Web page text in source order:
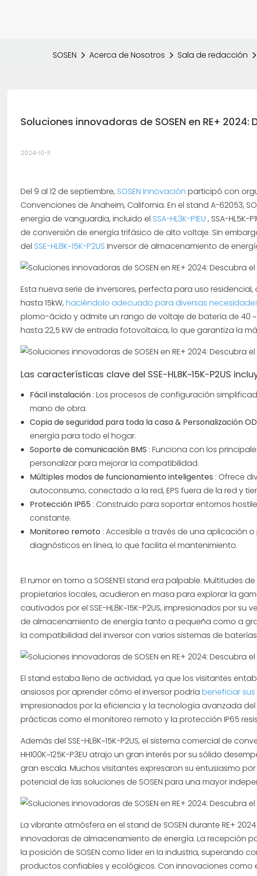
SOSEN Acerca de Nosotros Sala de redacción
Soluciones innovadoras de SOSEN en RE+
2024-10-11
Del 9 al 12 de septiembre, SOSEN Innovación participó con
Convenciones de Anaheim, California. En el stand A-62053,
energía de vanguardia, incluido el SSA-HL3K-P1EU , SSA-HL5K-
de conversión de energía trifásico de alto voltaje. Sin
del SSE-HL8K~15K-P2US Inversor de almacenamiento de
Esta nueva serie de inversores, perfecta para uso
hasta 15kW, haciéndolo adecuado para diversas
plomo-ácido y admite un rango de voltaje de batería de 40 ~
hasta 22,5 kW de entrada fotovoltaica, lo que garantiza la
Las características clave del SSE-HL8K~15K-P2US
Fácil instalación : Los procesos de configuración
mano de obra.
Copia de seguridad para toda la casa & Personalización
energía para todo el hogar.
Soporte de comunicación BMS : Funciona con los
personalizar para mejorar la compatibilidad.
Múltiples modos de funcionamiento inteligentes : Ofrece
autoconsumo, conectado a la red, EPS fuera de la red y
Protección IP65 : Construido para soportar entornos
constante.
Monitoreo remoto : Accesible a través de una aplicación
diagnósticos en línea, lo que facilita el mantenimiento.
El rumor en torno a SOSEN’El stand era palpable. Multitudes
propietarios locales, acudieron en masa para explorar la
cautivados por el SSE-HL8K~15K-P2US, impresionados por
de almacenamiento de energía tanto a pequeña como a
la compatibilidad del inversor con varios sistemas de
El stand estaba lleno de actividad, ya que los visitantes
ansiosos por aprender cómo el inversor podría beneficiar
impresionados por la eficiencia y la tecnología avanzada
prácticas como el monitoreo remoto y la protección IP65
Además del SSE-HL8K~15K-P2US, el sistema comercial de
HH100K~125K-P3EU atrajo un gran interés por su sólido
gran escala. Muchos visitantes expresaron su entusiasmo
potencial de las soluciones de SOSEN para una mayor
La vibrante atmósfera en el stand de SOSEN durante RE+
innovadoras de almacenamiento de energía. La recepción
la posición de SOSEN como líder en la industria, superando
productos confiables y ecológicos. Con innovaciones como el